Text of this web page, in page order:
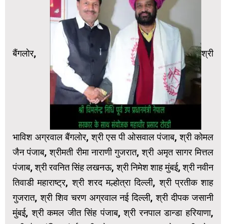
बैंगलोर, श्री
भाविश अग्रवाल बैंगलोर, श्री एस पी ओसवाल पंजाब, श्री कोमल
जैन पंजाब, श्रीमती रीमा नाराणी गुजरात, श्री अमृत सागर मित्तल
पंजाब, श्री रवनित सिंह लखनऊ, श्री निमेश शाह मुंबई, श्री नवीन
तिवाडी महाराष्ट्र, श्री शरद मल्होत्रा दिल्ली, श्री प्रतीक शाह
गुजरात, श्री शिव चरण अग्रवाल नई दिल्ली, श्री दीपक जसानी
मुंबई, श्री कमल जीत सिंह पंजाब, श्री रनपाल डान्डा हरियाणा,